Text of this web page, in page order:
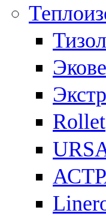
Тизол
Rollet